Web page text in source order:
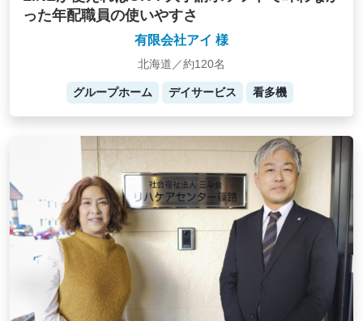
った年配職員の使いやすさ
有限会社アイ 様
北海道／約120名
グループホーム デイサービス 看多機